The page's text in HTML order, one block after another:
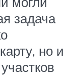
задача
но и